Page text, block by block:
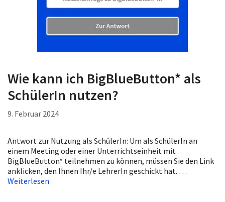
Wie kann ich BigBlueButton* als
SchülerIn nutzen?
9. Februar 2024
Antwort zur Nutzung als SchülerIn: Um als SchülerIn an
einem Meeting oder einer Unterrichtseinheit mit
BigBlueButton* teilnehmen zu können, müssen Sie den Link
anklicken, den Ihnen Ihr/e LehrerIn geschickt hat. …
Weiterlesen